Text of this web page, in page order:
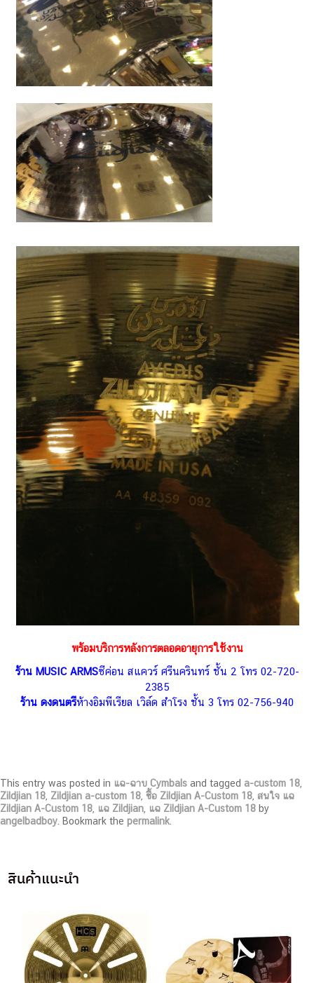
พร้อมบริการหลังการตลอดอายุการใช้งาน
ร้าน MUSIC ARMSซีค่อน สแควร์ ศรีนครินทร์ ชั้น 2 โทร 02-720-
2385
ร้าน ดงดนตรีห้างอิมพีเรียล เวิล์ด สำโรง ชั้น 3 โทร 02-756-940
This entry was posted in แฉ-ฉาบ Cymbals and tagged a-custom 18,
Zildjian 18, Zildjian a-custom 18, ซื้อ Zildjian A-Custom 18, สนใจ แฉ
Zildjian A-Custom 18, แฉ Zildjian, แฉ Zildjian A-Custom 18 by
angelbadboy. Bookmark the permalink.
สินค้าแนะนำ